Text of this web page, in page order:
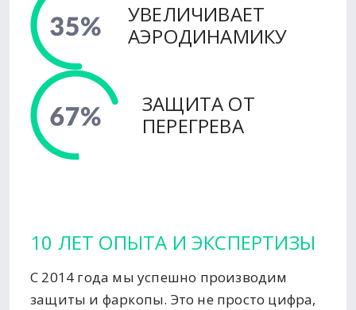
УВЕЛИЧИВАЕТ
АЭРОДИНАМИКУ
ЗАЩИТА ОТ
ПЕРЕГРЕВА
10 ЛЕТ ОПЫТА И ЭКСПЕРТИЗЫ
С 2014 года мы успешно производим
защиты и фаркопы. Это не просто цифра,